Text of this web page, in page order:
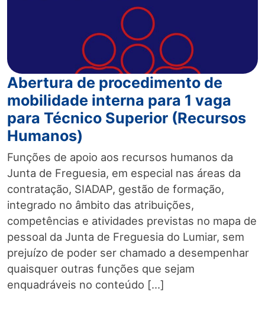
Abertura de procedimento de
mobilidade interna para 1 vaga
para Técnico Superior (Recursos
Humanos)
Funções de apoio aos recursos humanos da
Junta de Freguesia, em especial nas áreas da
contratação, SIADAP, gestão de formação,
integrado no âmbito das atribuições,
competências e atividades previstas no mapa de
pessoal da Junta de Freguesia do Lumiar, sem
prejuízo de poder ser chamado a desempenhar
quaisquer outras funções que sejam
enquadráveis no conteúdo […]